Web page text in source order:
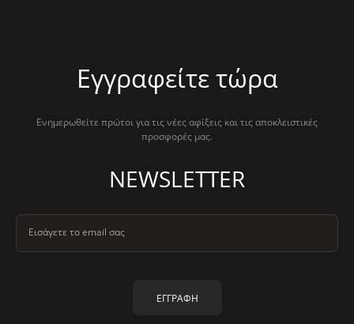
Εγγραφείτε τώρα
Ενημερωθείτε πρώτοι για τις νέες αφίξεις και τις αποκλειστικές
προσφορές μας.
NEWSLETTER
Εισάγετε το email σας